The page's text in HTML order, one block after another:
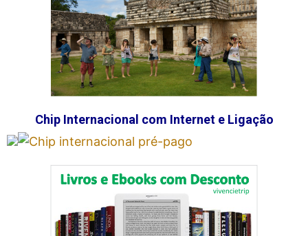
Chip Internacional com Internet e Ligação